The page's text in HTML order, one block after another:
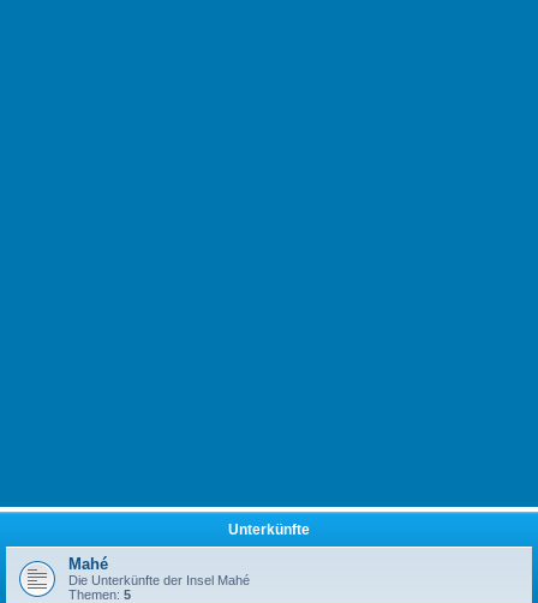
Unterkünfte
Mahé
Die Unterkünfte der Insel Mahé
Themen: 5